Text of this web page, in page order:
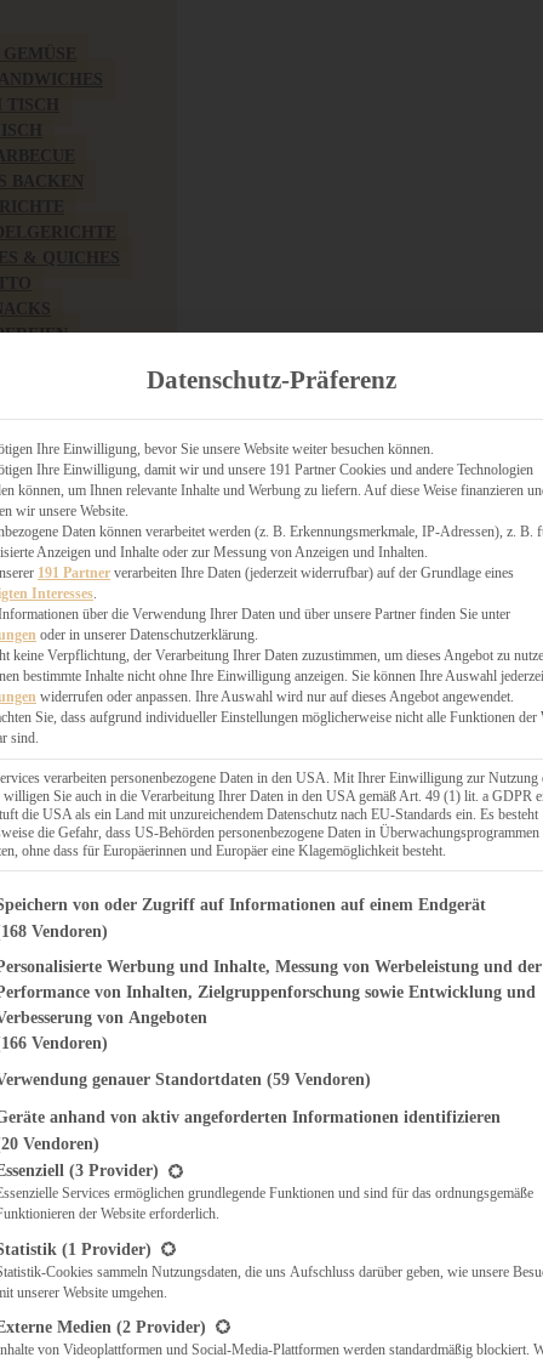
CHUTNEYS
Suche
– Mom’s
Datenschutz-Präferenz
Ihre Einwilligung, bevor Sie unsere Website weiter besuchen können.
Ihre Einwilligung, damit wir und unsere 191 Partner Cookies und andere Technologien
können, um Ihnen relevante Inhalte und Werbung zu liefern. Auf diese Weise finanzieren
wir unsere Website.
Daten können verarbeitet werden (z. B. Erkennungsmerkmale, IP-Adressen), z. B.
Anzeigen und Inhalte oder zur Messung von Anzeigen und Inhalten.
191 Partner verarbeiten Ihre Daten (jederzeit widerrufbar) auf der Grundlage eines
Interesses
über die Verwendung Ihrer Daten und über unsere Partner finden Sie unter
oder in unserer Datenschutzerklärung.
keine Verpflichtung, der Verarbeitung Ihrer Daten zuzustimmen, um dieses Angebot zu
bestimmte Inhalte nicht ohne Ihre Einwilligung anzeigen. Sie können Ihre Auswahl
widerrufen oder anpassen. Ihre Auswahl wird nur auf dieses Angebot angewendet.
Sie, dass aufgrund individueller Einstellungen möglicherweise nicht alle Funktionen der
sind.
verarbeiten personenbezogene Daten in den USA. Mit Ihrer Einwilligung zur Nutzung
willigen Sie auch in die Verarbeitung Ihrer Daten in den USA gemäß Art. 49 (1) lit. a GDPR
die USA als ein Land mit unzureichendem Datenschutz nach EU-Standards ein. Es besteht
die Gefahr, dass US-Behörden personenbezogene Daten in Überwachungsprogrammen
ohne dass für Europäerinnen und Europäer eine Klagemöglichkeit besteht.
finden Sie eine Liste der Zwecke des IAB Transparency and
von oder Zugriff auf Informationen auf einem Endgerät
Vendoren)
Werbung und Inhalte, Messung von Werbeleistung und der
von Inhalten, Zielgruppenforschung sowie Entwicklung und
von Angeboten
Vendoren)
genauer Standortdaten (59 Vendoren)
anhand von aktiv angeforderten Informationen identifizieren
Vendoren)
eine Liste der Service-Gruppen, für die eine Einwilligung erteilt werden
(3 Provider)
Services ermöglichen grundlegende Funktionen und sind für das ordnungsgemäße
der Website erforderlich.
(1 Provider)
Cookies sammeln Nutzungsdaten, die uns Aufschluss darüber geben, wie unsere
unserer Website umgehen.
Medien (2 Provider)
von Videoplattformen und Social-Media-Plattformen werden standardmäßig blockiert.